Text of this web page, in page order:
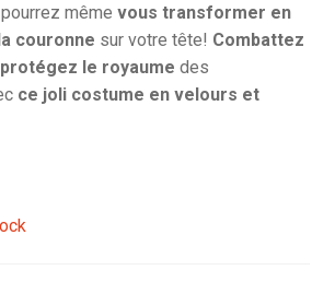
même vous transformer en
couronne sur votre tête! Combattez
protégez le royaume des
ce joli costume en velours et